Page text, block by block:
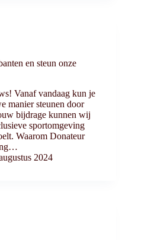
en steun onze
Vanaf vandaag kun je
manier steunen door
bijdrage kunnen wij
sportomgeving
Waarom Donateur
2024